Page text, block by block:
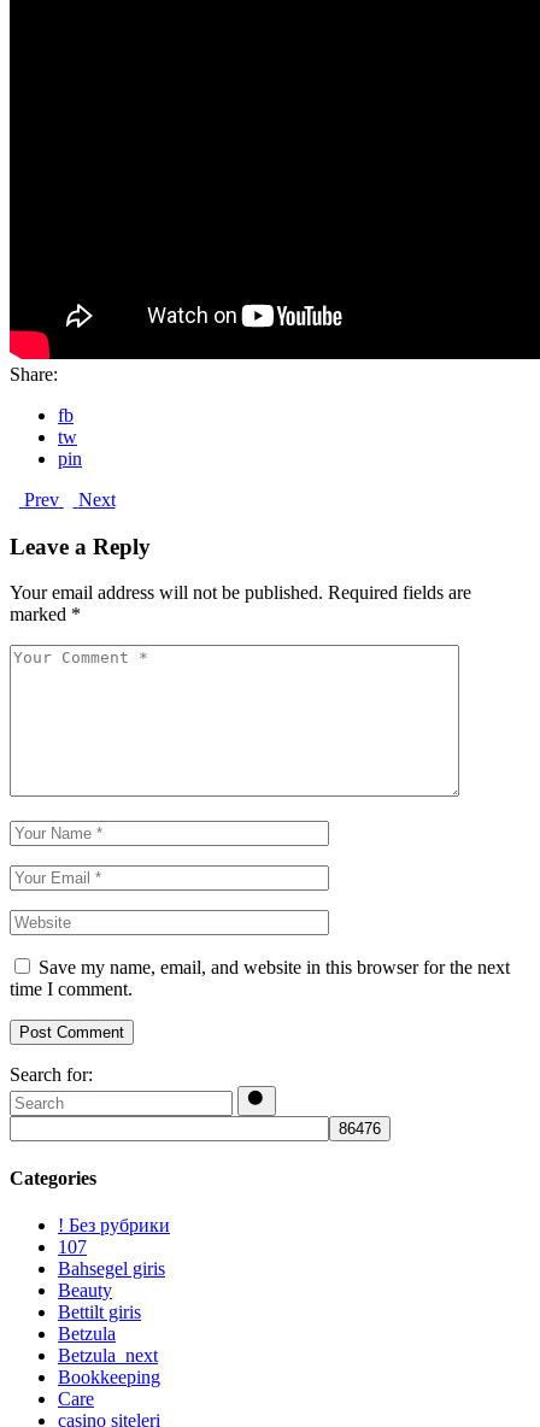
Share:
fb
tw
pin
Prev
Next
Leave a Reply
Your email address will not be published. Required fields are
marked *
Save my name, email, and website in this browser for the next
time I comment.
Post Comment
Search for:
Categories
! Без рубрики
107
Bahsegel giris
Beauty
Bettilt giris
Betzula
Betzula_next
Bookkeeping
Care
casino siteleri